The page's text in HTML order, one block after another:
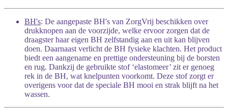
BH's: De aangepaste BH's van ZorgVrij beschikken over
drukknopen aan de voorzijde, welke ervoor zorgen dat de
draagster haar eigen BH zelfstandig aan en uit kan blijven
doen. Daarnaast verlicht de BH fysieke klachten. Het product
biedt een aangename en prettige ondersteuning bij de borsten
en rug. Dankzij de gebruikte stof ‘elastomeer’ zit er genoeg
rek in de BH, wat knelpunten voorkomt. Deze stof zorgt er
overigens voor dat de speciale BH mooi en strak blijft na het
wassen.